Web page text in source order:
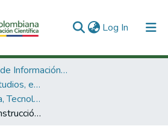
Log In (current)
3. Recursos de Información Científica y Tecnológica
3.2.1. Políticas, estudios, evaluaciones e indicadores de CTeI
Políticas de Ciencia, Tecnología e Innovación
Informe de la reconstrucción colectiva del programa Ondas: búsquedas de la Investigación como Estrategia Pedagógica. Periodo 2006-2008